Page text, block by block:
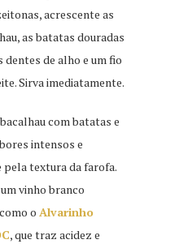
acrescente as
as batatas douradas
dentes de alho e um fio
Sirva imediatamente.
com batatas e
intensos e
pela textura da farofa.
vinho branco
o Alvarinho
, que traz acidez e